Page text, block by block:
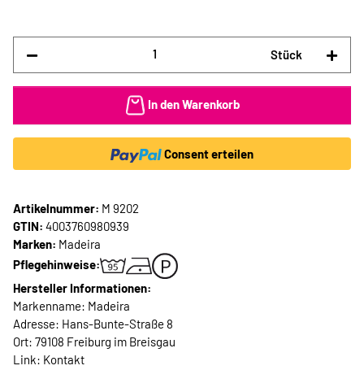
Stück
In den Warenkorb
Consent erteilen
Artikelnummer: M 9202
GTIN: 4003760980939
Marken: Madeira
Pflegehinweise:
Hersteller Informationen:
Markenname: Madeira
Adresse: Hans-Bunte-Straße 8
Ort: 79108 Freiburg im Breisgau
Link: Kontakt